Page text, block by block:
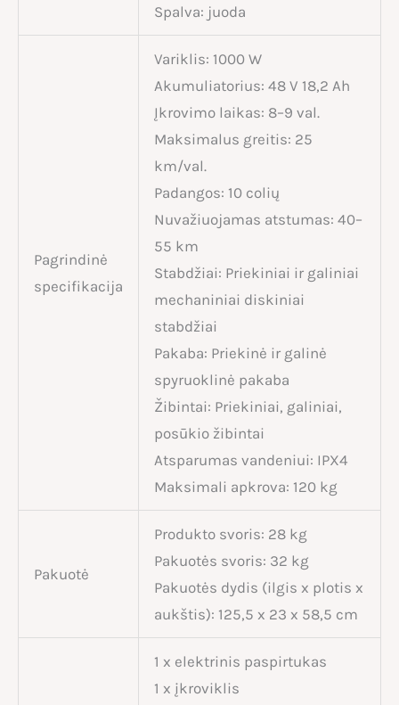
Spalva: juoda
Pagrindinė
specifikacija
Variklis: 1000 W
Akumuliatorius: 48 V 18,2 Ah
Įkrovimo laikas: 8–9 val.
Maksimalus greitis: 25
km/val.
Padangos: 10 colių
Nuvažiuojamas atstumas: 40–
55 km
Stabdžiai: Priekiniai ir galiniai
mechaniniai diskiniai
stabdžiai
Pakaba: Priekinė ir galinė
spyruoklinė pakaba
Žibintai: Priekiniai, galiniai,
posūkio žibintai
Atsparumas vandeniui: IPX4
Maksimali apkrova: 120 kg
Pakuotė
Produkto svoris: 28 kg
Pakuotės svoris: 32 kg
Pakuotės dydis (ilgis x plotis x
aukštis): 125,5 x 23 x 58,5 cm
1 x elektrinis paspirtukas
1 x įkroviklis